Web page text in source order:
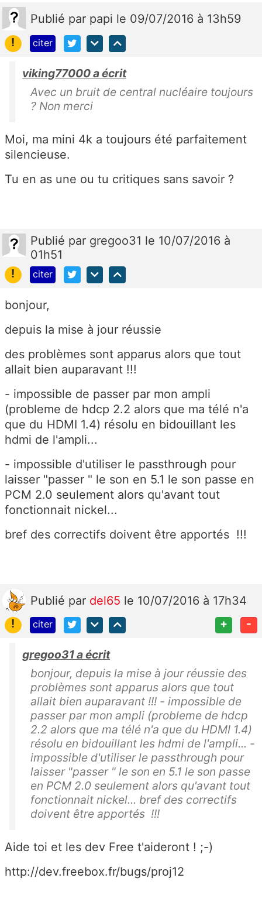
Publié par papi le 09/07/2016 à 13h59
!
citer
viking77000 a écrit
Avec un bruit de central nucléaire toujours
? Non merci
Moi, ma mini 4k a toujours été parfaitement
silencieuse.
Tu en as une ou tu critiques sans savoir ?
Publié par gregoo31 le 10/07/2016 à
01h51
!
citer
bonjour,
depuis la mise à jour réussie
des problèmes sont apparus alors que tout
allait bien auparavant !!!
- impossible de passer par mon ampli
(probleme de hdcp 2.2 alors que ma télé n'a
que du HDMI 1.4) résolu en bidouillant les
hdmi de l'ampli...
- impossible d'utiliser le passthrough pour
laisser "passer " le son en 5.1 le son passe en
PCM 2.0 seulement alors qu'avant tout
fonctionnait nickel...
bref des correctifs doivent être apportés !!!
Publié par del65 le 10/07/2016 à 17h34
!
citer + -
gregoo31 a écrit
bonjour, depuis la mise à jour réussie des
problèmes sont apparus alors que tout
allait bien auparavant !!! - impossible de
passer par mon ampli (probleme de hdcp
2.2 alors que ma télé n'a que du HDMI 1.4)
résolu en bidouillant les hdmi de l'ampli... -
impossible d'utiliser le passthrough pour
laisser "passer " le son en 5.1 le son passe
en PCM 2.0 seulement alors qu'avant tout
fonctionnait nickel... bref des correctifs
doivent être apportés !!!
Aide toi et les dev Free t'aideront ! ;-)
http://dev.freebox.fr/bugs/proj12